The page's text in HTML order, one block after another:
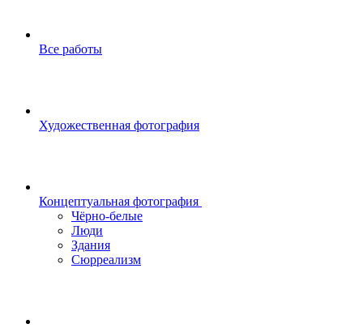
Все работы
Художественная фотография
Концептуальная фотография
Чёрно-белые
Люди
Здания
Сюрреализм